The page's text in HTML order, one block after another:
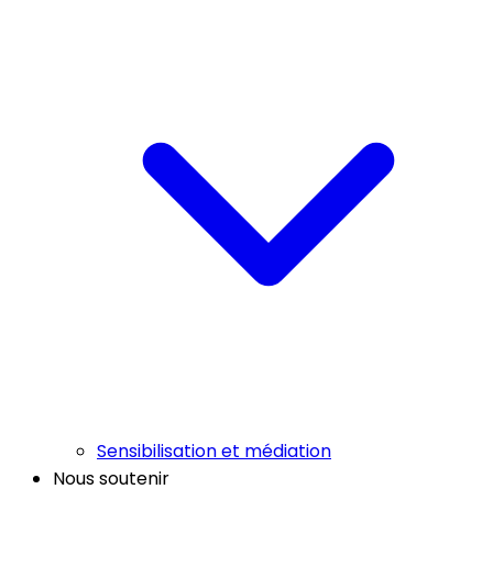
Sensibilisation et médiation
Nous soutenir